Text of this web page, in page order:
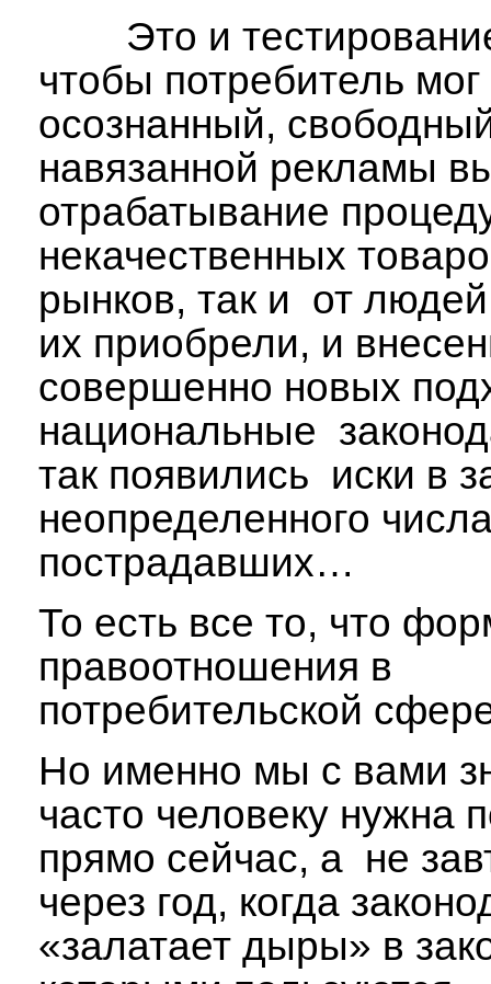
Это и
чтобы потребитель
осознанный,
навязанной рекламы
отрабатывание
некачественных
рынков, так и от
их приобрели, и
совершенно новых
национальные
так появились иски в
неопределенного
пострадавших…
То есть все то, что
правоотношения в
потребительской
Но именно мы с вами
часто человеку нужна
прямо сейчас, а не
через год, когда
«залатает дыры» в